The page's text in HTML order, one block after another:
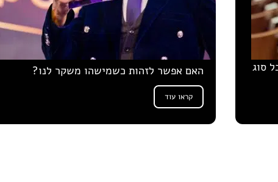
סוג
האם אפשר לזהות כשמישהו משקר לנו?
קראו עוד